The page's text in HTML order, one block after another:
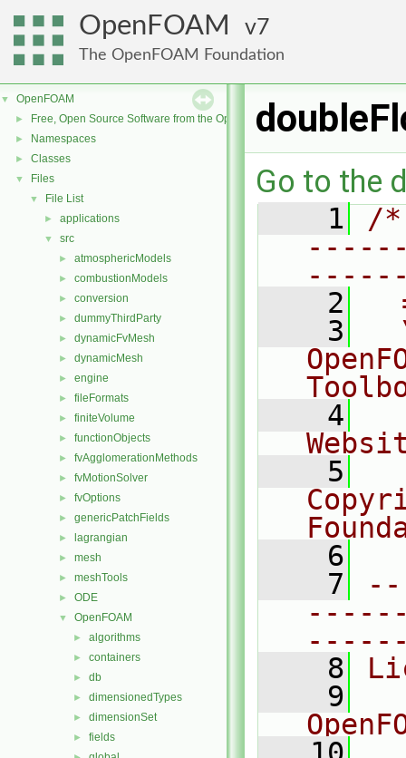
OpenFOAM 7
The OpenFOAM Foundation
▼ OpenFOAM
► Free, Open Source Software from the OpenFOAM Foundation
► Namespaces
► Classes
▼ Files
▼ File List
► applications
▼ src
► atmosphericModels
► combustionModels
► conversion
► dummyThirdParty
► dynamicFvMesh
► dynamicMesh
► engine
► fileFormats
► finiteVolume
► functionObjects
► fvAgglomerationMethods
► fvMotionSolver
► fvOptions
► genericPatchFields
► lagrangian
► mesh
► meshTools
► ODE
▼ OpenFOAM
► algorithms
► containers
► db
► dimensionedTypes
► dimensionSet
► fields
Go to the
    1
/
    2
    3
    4
    5
    6
    7
    8
    9